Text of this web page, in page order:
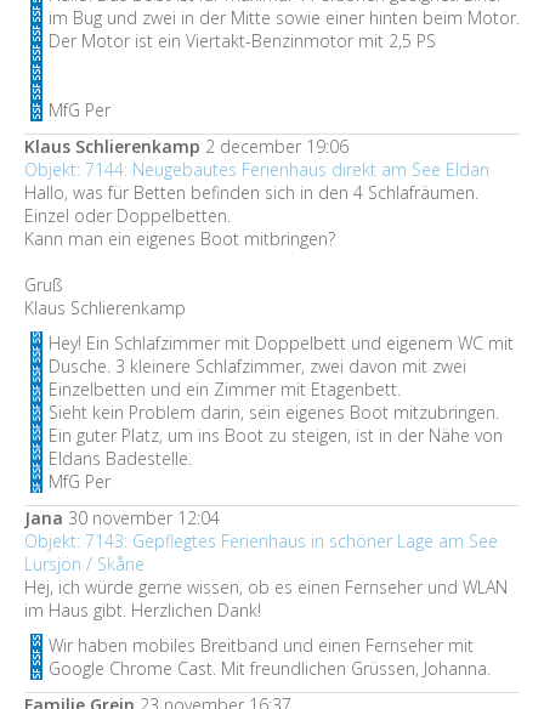
im Bug und zwei in der Mitte sowie einer hinten beim Motor.
Der Motor ist ein Viertakt-Benzinmotor mit 2,5 PS
MfG Per
Klaus Schlierenkamp 2 december 19:06
Objekt: 7144: Neugebautes Ferienhaus direkt am See Eldan
Hallo, was für Betten befinden sich in den 4 Schlafräumen.
Einzel oder Doppelbetten.
Kann man ein eigenes Boot mitbringen?
Gruß
Klaus Schlierenkamp
Hey! Ein Schlafzimmer mit Doppelbett und eigenem WC mit
Dusche. 3 kleinere Schlafzimmer, zwei davon mit zwei
Einzelbetten und ein Zimmer mit Etagenbett.
Sieht kein Problem darin, sein eigenes Boot mitzubringen.
Ein guter Platz, um ins Boot zu steigen, ist in der Nähe von
Eldans Badestelle.
MfG Per
Jana 30 november 12:04
Objekt: 7143: Gepflegtes Ferienhaus in schöner Lage am See
Lursjön / Skåne
Hej, ich würde gerne wissen, ob es einen Fernseher und WLAN
im Haus gibt. Herzlichen Dank!
Wir haben mobiles Breitband und einen Fernseher mit
Google Chrome Cast. Mit freundlichen Grüssen, Johanna.